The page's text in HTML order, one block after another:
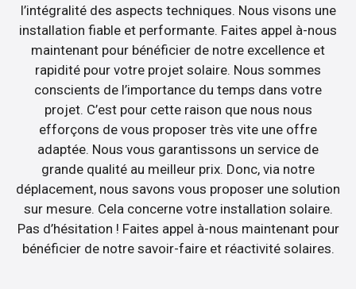
l’intégralité des aspects techniques. Nous visons une
installation fiable et performante. Faites appel à-nous
maintenant pour bénéficier de notre excellence et
rapidité pour votre projet solaire. Nous sommes
conscients de l’importance du temps dans votre
projet. C’est pour cette raison que nous nous
efforçons de vous proposer très vite une offre
adaptée. Nous vous garantissons un service de
grande qualité au meilleur prix. Donc, via notre
déplacement, nous savons vous proposer une solution
sur mesure. Cela concerne votre installation solaire.
Pas d’hésitation ! Faites appel à-nous maintenant pour
bénéficier de notre savoir-faire et réactivité solaires.